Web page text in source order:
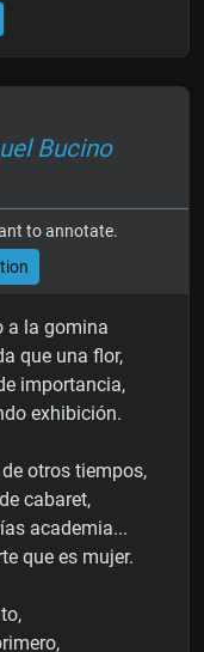
Bucino
to annotate.
a la gomina
que una flor,
importancia,
exhibición.
otros tiempos,
cabaret,
academia...
que es mujer.